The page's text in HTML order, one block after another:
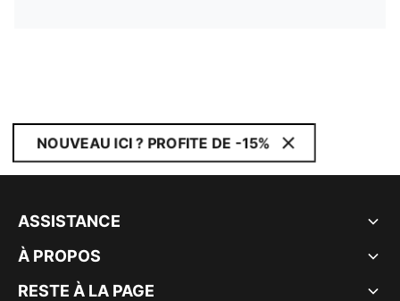
NOUVEAU ICI ? PROFITE DE -15%
ASSISTANCE
À PROPOS
RESTE À LA PAGE